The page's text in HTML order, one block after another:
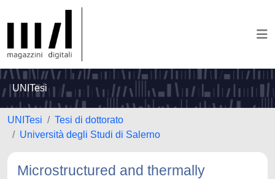
UNITesi
UNITesi
Tesi di dottorato
Università degli Studi di Salerno
Microstructured and thermally